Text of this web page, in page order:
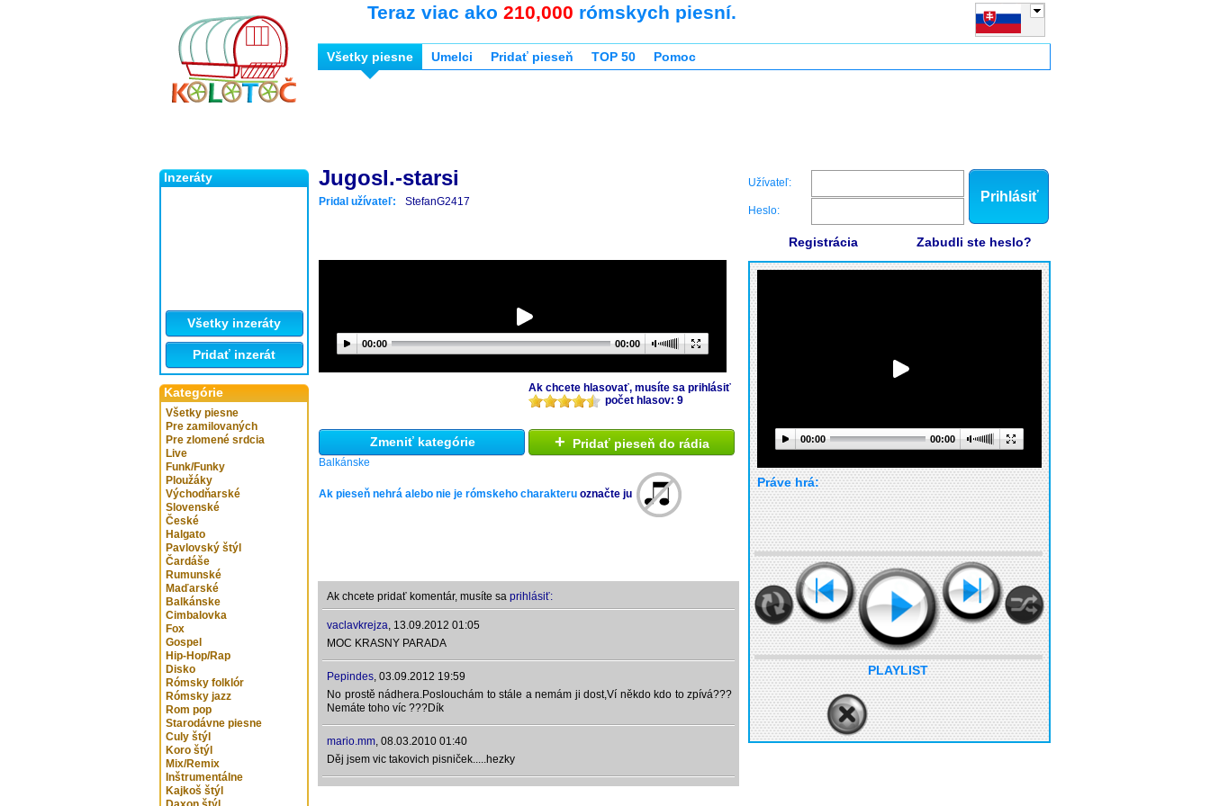
Inzeráty
Všetky inzeráty
Pridať inzerát
Kategórie
Všetky piesne
Pre zamilovaných
Pre zlomené srdcia
Live
Funk/Funky
Ploužáky
Východňarské
Slovenské
České
Halgato
Pavlovský štýl
Čardáše
Rumunské
Maďarské
Balkánske
Cimbalovka
Fox
Gospel
Hip-Hop/Rap
Disko
Rómsky folklór
Rómsky jazz
Rom pop
Starodávne piesne
Culy štýl
Koro štýl
Mix/Remix
Inštrumentálne
Kajkoš štýl
Teraz viac ako 210,000 rómskych piesní.
Všetky piesne Umelci Pridať pieseň TOP 50 Pomoc
Jugosl.-starsi
Pridal užívateľ: StefanG2417
00:00 00:00
Ak chcete hlasovať, musíte sa prihlásiť
počet hlasov: 9
Zmeniť kategórie
Balkánske
+ Pridať pieseň do rádia
Ak pieseň nehrá alebo nie je rómskeho charakteru označte ju
Ak chcete pridať komentár, musíte sa prihlásiť:
vaclavkrejza, 13.09.2012 01:05
MOC KRASNY PARADA
Pepindes, 03.09.2012 19:59
No prostě nádhera.Poslouchám to stále a nemám ji dost,Ví někdo kdo to zpívá???
Nemáte toho víc ???Dík
mario.mm, 08.03.2010 01:40
Děj jsem vic takovich pisniček.....hezky
Užívateľ:
Heslo:
Prihlásiť
Registrácia Zabudli ste heslo?
00:00 00:00
Práve hrá:
PLAYLIST